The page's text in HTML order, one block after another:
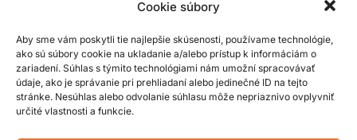
Cookie súbory
Aby sme vám poskytli tie najlepšie skúsenosti, používame technológie,
ako sú súbory cookie na ukladanie a/alebo prístup k informáciám o
zariadení. Súhlas s týmito technológiami nám umožní spracovávať
údaje, ako je správanie pri prehliadaní alebo jedinečné ID na tejto
stránke. Nesúhlas alebo odvolanie súhlasu môže nepriaznivo ovplyvniť
určité vlastnosti a funkcie.